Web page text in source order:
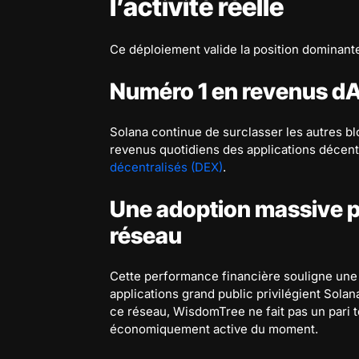
l’activité réelle
Ce déploiement valide la position
Numéro 1 en revenus
Solana continue de surclasser les autres
revenus quotidiens des applications
décentralisés (DEX).
Une adoption massive
réseau
Cette performance financière souligne
applications grand public privilégient
ce réseau, WisdomTree ne fait pas un pari
économiquement active du moment.